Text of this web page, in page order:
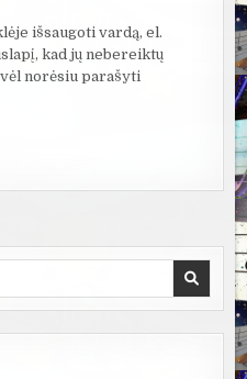
išsaugoti vardą, el.
kad jų nebereiktų
norėsiu parašyti